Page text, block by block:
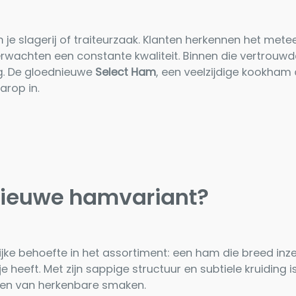
slagerij of traiteurzaak. Klanten herkennen het
een constante kwaliteit. Binnen die
De gloednieuwe Select Ham, een veelzijdige
in.
hamvariant?
behoefte in het assortiment: een ham die breed
heeft. Met zijn sappige structuur en subtiele kruiding
van herkenbare smaken.